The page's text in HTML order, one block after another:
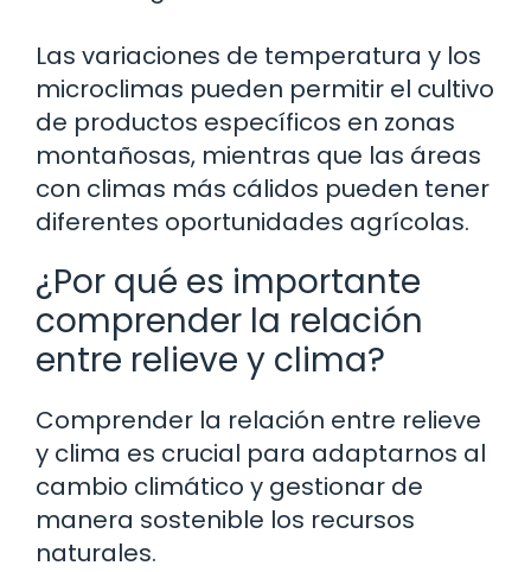
Las variaciones de temperatura y los
microclimas pueden permitir el cultivo
de productos específicos en zonas
montañosas, mientras que las áreas
con climas más cálidos pueden tener
diferentes oportunidades agrícolas.
¿Por qué es importante
comprender la relación
entre relieve y clima?
Comprender la relación entre relieve
y clima es crucial para adaptarnos al
cambio climático y gestionar de
manera sostenible los recursos
naturales.